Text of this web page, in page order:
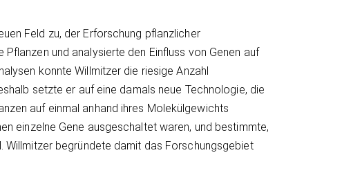
Feld zu, der Erforschung pflanzlicher
und analysierte den Einfluss von Genen auf
konnte Willmitzer die riesige Anzahl
setzte er auf eine damals neue Technologie, die
auf einmal anhand ihres Molekülgewichts
einzelne Gene ausgeschaltet waren, und bestimmte,
begründete damit das Forschungsgebiet